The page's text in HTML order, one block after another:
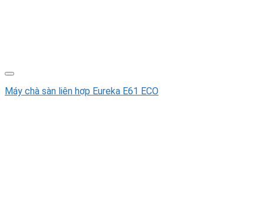
Máy chà sàn liên hợp Eureka E61 ECO